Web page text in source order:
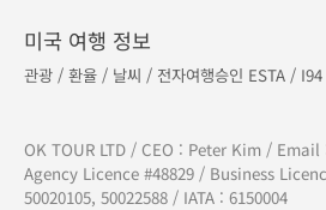
미국 여행 정보
관광 / 환율 / 날씨 / 전자여행승인 ESTA / I94
OK TOUR LTD / CEO : Peter Kim / Email
Agency Licence #48829 / Business
50020105, 50022588 / IATA : 6150004